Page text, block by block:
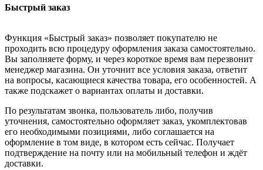
Быстрый заказ
Функция «Быстрый заказ» позволяет покупателю не
проходить всю процедуру оформления заказа самостоятельно.
Вы заполняете форму, и через короткое время вам перезвонит
менеджер магазина. Он уточнит все условия заказа, ответит
на вопросы, касающиеся качества товара, его особенностей. А
также подскажет о вариантах оплаты и доставки.
По результатам звонка, пользователь либо, получив
уточнения, самостоятельно оформляет заказ, укомплектовав
его необходимыми позициями, либо соглашается на
оформление в том виде, в котором есть сейчас. Получает
подтверждение на почту или на мобильный телефон и ждёт
доставки.